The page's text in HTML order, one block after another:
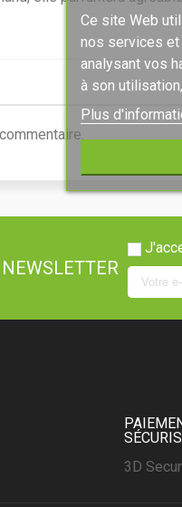
3D
Ce site Web
nos services
analysant vos
à son
Plus